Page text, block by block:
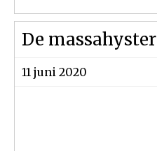
De
11 juni 2020